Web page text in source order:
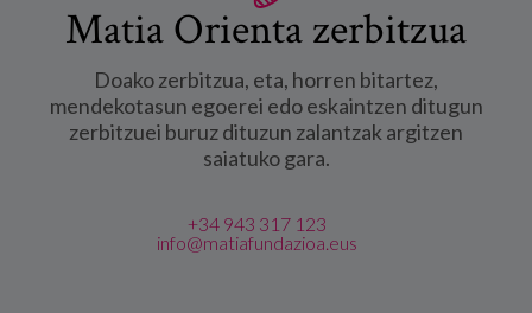
Matia Orienta zerbitzua
Doako zerbitzua, eta, horren bitartez,
mendekotasun egoerei edo eskaintzen ditugun
zerbitzuei buruz dituzun zalantzak argitzen
saiatuko gara.
+34 943 317 123
info@matiafundazioa.eus